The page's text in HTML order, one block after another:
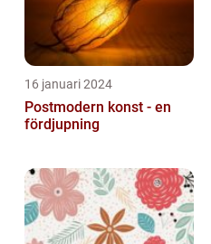
16 januari 2024
Postmodern konst - en
fördjupning